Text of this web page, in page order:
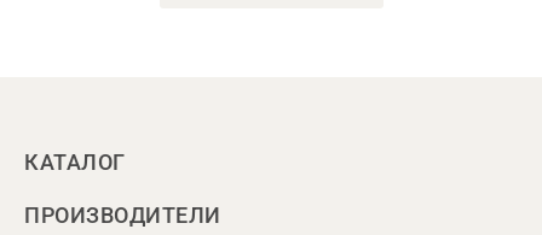
КАТАЛОГ
ПРОИЗВОДИТЕЛИ